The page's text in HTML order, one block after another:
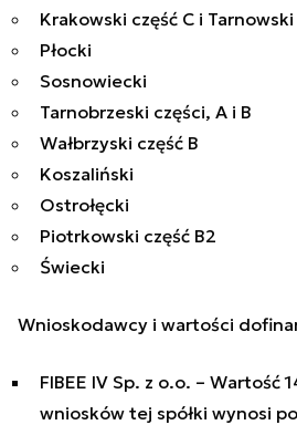
Krakowski część C i Tarnowski
Płocki
Sosnowiecki
Tarnobrzeski części, A i B
Wałbrzyski część B
Koszaliński
Ostrołęcki
Piotrkowski część B2
Świecki
Wnioskodawcy i wartości
FIBEE IV Sp. z o.o. – Wartość
wniosków tej spółki wynosi